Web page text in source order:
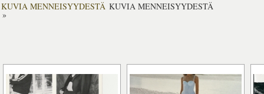
KUVIA MENNEISYYDESTÄ
»
KUVIA MENNEISYYDESTÄ